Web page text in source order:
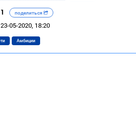
1 поделиться
23-05-2020, 18:20
Амбиции